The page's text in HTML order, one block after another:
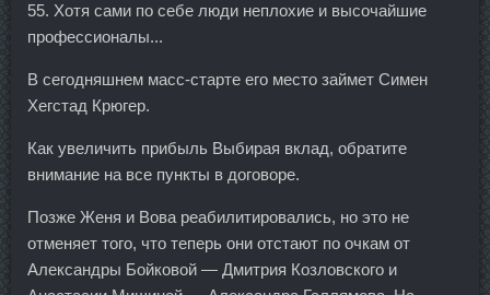
55. Хотя сами по себе люди неплохие и высочайшие
профессионалы...
В сегодняшнем масс-старте его место займет Симен
Хегстад Крюгер.
Как увеличить прибыль Выбирая вклад, обратите
внимание на все пункты в договоре.
Позже Женя и Вова реабилитировались, но это не
отменяет того, что теперь они отстают по очкам от
Александры Бойковой — Дмитрия Козловского и